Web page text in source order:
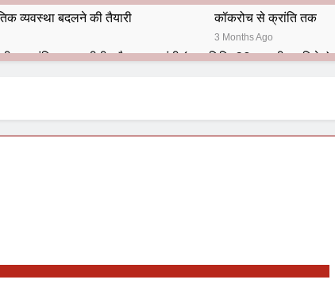
व्यवस्था बदलने की तैयारी कॉकरोच से क्रांति तक
3 Months Ago
भारतीय राजनीति में आज भी प्रासांगिक एव अद्वीतीय है महात्मा गांधी (पुण्य तिथि-30 जनवरी पर विशेष)
सिंह बहादुर की स्मृति में स्मारक निर्माण की दिशा में बढ़ते कदम